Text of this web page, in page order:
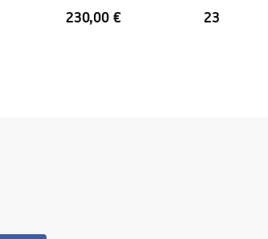
230,00 € 235,00 €